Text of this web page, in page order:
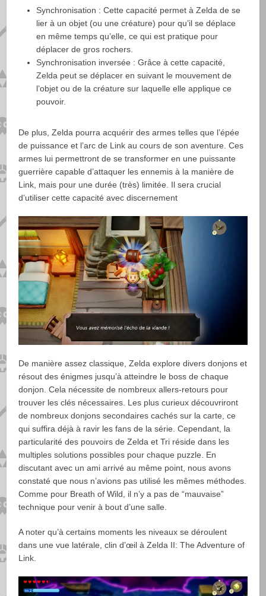
Synchronisation : Cette capacité permet à Zelda de se
lier à un objet (ou une créature) pour qu’il se déplace
en même temps qu’elle, ce qui est pratique pour
déplacer de gros rochers.
Synchronisation inversée : Grâce à cette capacité,
Zelda peut se déplacer en suivant le mouvement de
l’objet ou de la créature sur laquelle elle applique ce
pouvoir.
De plus, Zelda pourra acquérir des armes telles que l’épée
de puissance et l’arc de Link au cours de son aventure. Ces
armes lui permettront de se transformer en une puissante
guerrière capable d’attaquer les ennemis à la manière de
Link, mais pour une durée (très) limitée. Il sera crucial
d’utiliser cette capacité avec discernement
De manière assez classique, Zelda explore divers donjons et
résout des énigmes jusqu’à atteindre le boss de chaque
donjon. Cela nécessite de nombreux allers-retours pour
trouver les clés nécessaires. Les plus curieux découvriront
de nombreux donjons secondaires cachés sur la carte, ce
qui suffira déjà à ravir les fans de la série. Cependant, la
particularité des pouvoirs de Zelda et Tri réside dans les
multiples solutions possibles pour chaque puzzle. En
discutant avec un ami arrivé au même point, nous avons
constaté que nous n’avions pas utilisé les mêmes méthodes.
Comme pour Breath of Wild, il n’y a pas de “mauvaise”
technique pour venir à bout d’une salle.
A noter qu’à certains moments les niveaux se déroulent
dans une vue latérale, clin d’œil à Zelda II: The Adventure of
Link.